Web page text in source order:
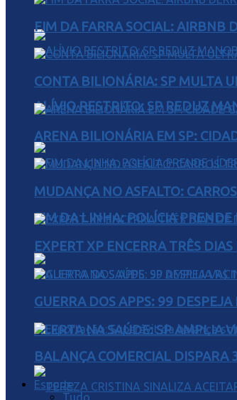
ALÍVIO RESTRITO: SP REDUZ
FIM DA LINHA: POLÍCIA PRENDE
ALERTA NA SAÚDE: SP AMPLIA
FIM DA FARRA SOCIAL: AIRBNB
CONTA BILIONÁRIA: SP MULTA
ARENA BILIONÁRIA EM SP:
MUDANÇA NO ASFALTO:
EXPERT XP ENCERRA TRÊS
GUERRA DOS APPS: 99
BALANÇA COMERCIAL DISPARA
Esporte
Tudo